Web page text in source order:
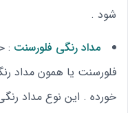
شود .
مداد رنگی فلورسنت :
فلورسنت یا همون مداد
خورده . این نوع مداد